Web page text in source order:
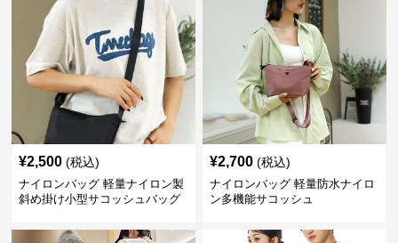
¥2,500 (税込)
ナイロンバッグ 軽量ナイロン製
斜め掛け小型サコッシュバッグ
¥2,700 (税込)
ナイロンバッグ 軽量防水ナイロ
ン多機能サコッシュ